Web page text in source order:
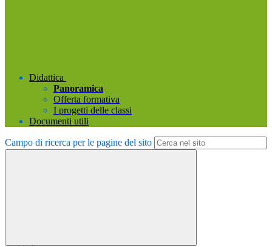
Didattica
Panoramica
Offerta formativa
I progetti delle classi
Documenti utili
Campo di ricerca per le pagine del sito